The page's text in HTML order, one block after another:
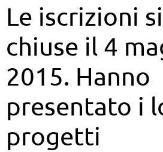
Le iscrizioni
chiuse il 4
2015. Hanno
presentato i
progetti